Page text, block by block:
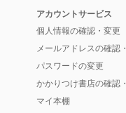
アカウントサービス
個人情報の確認・変更
メールアドレスの確認
パスワードの変更
かかりつけ書店の確認
マイ本棚